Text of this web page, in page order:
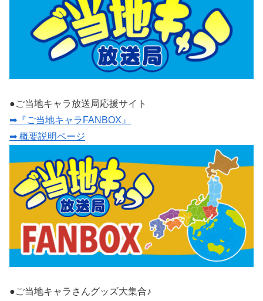
●ご当地キャラ放送局応援サイト
➡『ご当地キャラFANBOX』
➡ 概要説明ページ
●ご当地キャラさんグッズ大集合♪